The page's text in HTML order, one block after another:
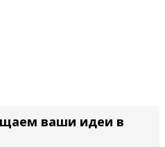
ваши идеи в